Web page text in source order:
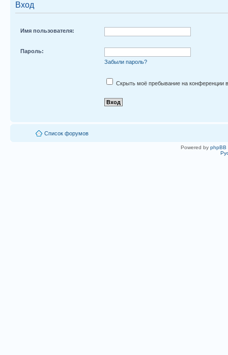
Вход
Имя пользователя:
Пароль:
Забыли пароль?
Скрыть моё пребывание на конференции в
Список форумов
Powered by phpBB